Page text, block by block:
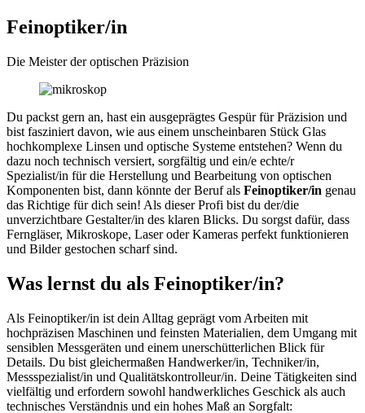
Feinoptiker/in
Die Meister der optischen Präzision
Du packst gern an, hast ein ausgeprägtes Gespür für Präzision und
bist fasziniert davon, wie aus einem unscheinbaren Stück Glas
hochkomplexe Linsen und optische Systeme entstehen? Wenn du
dazu noch technisch versiert, sorgfältig und ein/e echte/r
Spezialist/in für die Herstellung und Bearbeitung von optischen
Komponenten bist, dann könnte der Beruf als Feinoptiker/in genau
das Richtige für dich sein! Als dieser Profi bist du der/die
unverzichtbare Gestalter/in des klaren Blicks. Du sorgst dafür, dass
Ferngläser, Mikroskope, Laser oder Kameras perfekt funktionieren
und Bilder gestochen scharf sind.
Was lernst du als Feinoptiker/in?
Als Feinoptiker/in ist dein Alltag geprägt vom Arbeiten mit
hochpräzisen Maschinen und feinsten Materialien, dem Umgang mit
sensiblen Messgeräten und einem unerschütterlichen Blick für
Details. Du bist gleichermaßen Handwerker/in, Techniker/in,
Messspezialist/in und Qualitätskontrolleur/in. Deine Tätigkeiten sind
vielfältig und erfordern sowohl handwerkliches Geschick als auch
technisches Verständnis und ein hohes Maß an Sorgfalt: